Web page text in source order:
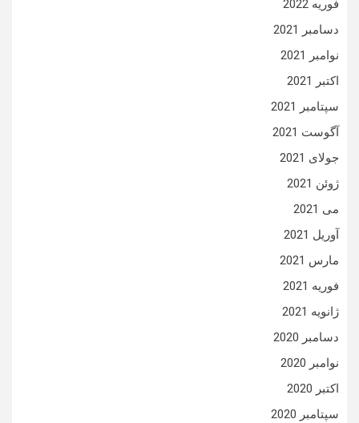
فوریه 2022
دسامبر 2021
نوامبر 2021
اکتبر 2021
سپتامبر 2021
آگوست 2021
جولای 2021
ژوئن 2021
می 2021
آوریل 2021
مارس 2021
فوریه 2021
ژانویه 2021
دسامبر 2020
نوامبر 2020
اکتبر 2020
سپتامبر 2020